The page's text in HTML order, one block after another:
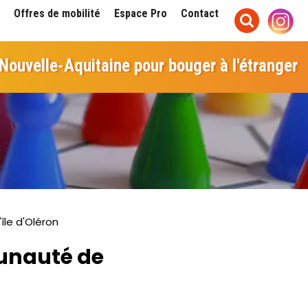
Offres de mobilité Espace Pro Contact
Aquitaine pour bouger à l'étranger
d'Oléron
de